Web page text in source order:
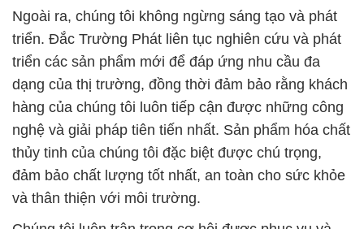
Ngoài ra, chúng tôi không ngừng sáng tạo và phát
triển. Đắc Trường Phát liên tục nghiên cứu và phát
triển các sản phẩm mới để đáp ứng nhu cầu đa
dạng của thị trường, đồng thời đảm bảo rằng khách
hàng của chúng tôi luôn tiếp cận được những công
nghệ và giải pháp tiên tiến nhất. Sản phẩm hóa chất
thủy tinh của chúng tôi đặc biệt được chú trọng,
đảm bảo chất lượng tốt nhất, an toàn cho sức khỏe
và thân thiện với môi trường.